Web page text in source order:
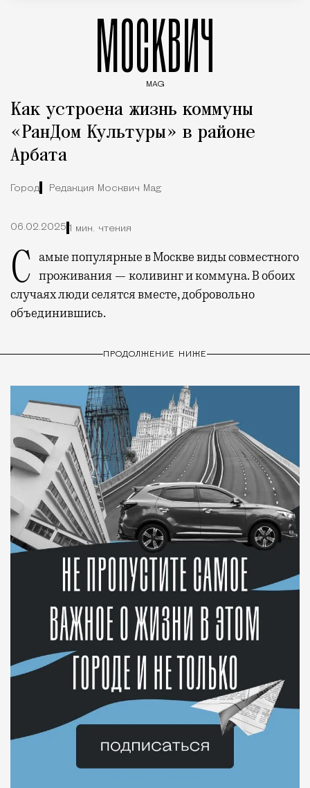
МОСКВИЧ
MAG
Как устроена жизнь коммуны
«РанДом Культуры» в районе
Арбата
Город Редакция Москвич Mag
06.02.2025 1 мин. чтения
Самые популярные в Москве виды совместного проживания — коливинг и коммуна. В обоих
случаях люди селятся вместе, добровольно
объединившись.
ПРОДОЛЖЕНИЕ НИЖЕ